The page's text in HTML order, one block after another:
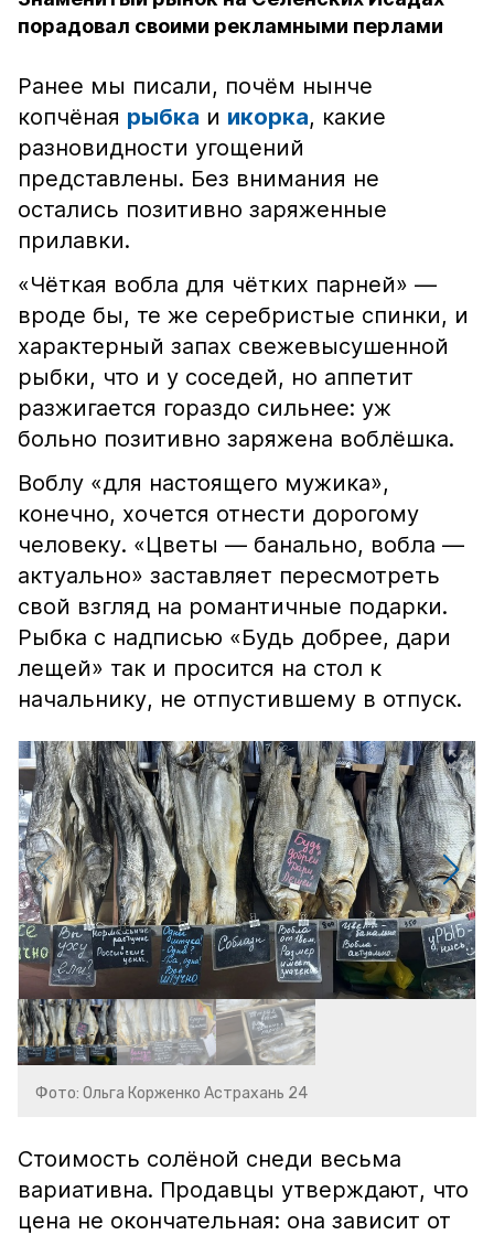
порадовал своими рекламными перлами
Ранее мы писали, почём нынче
копчёная рыбка и икорка, какие
разновидности угощений
представлены. Без внимания не
остались позитивно заряженные
прилавки.
«Чёткая вобла для чётких парней» —
вроде бы, те же серебристые спинки, и
характерный запах свежевысушенной
рыбки, что и у соседей, но аппетит
разжигается гораздо сильнее: уж
больно позитивно заряжена воблёшка.
Воблу «для настоящего мужика»,
конечно, хочется отнести дорогому
человеку. «Цветы — банально, вобла —
актуально» заставляет пересмотреть
свой взгляд на романтичные подарки.
Рыбка с надписью «Будь добрее, дари
лещей» так и просится на стол к
начальнику, не отпустившему в отпуск.
Фото: Ольга Корженко Астрахань 24
Стоимость солёной снеди весьма
вариативна. Продавцы утверждают, что
цена не окончательная: она зависит от